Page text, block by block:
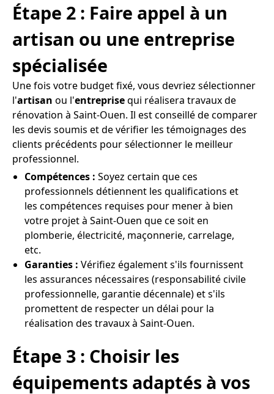
Étape 2 : Faire appel à un
artisan ou une entreprise
spécialisée
Une fois votre budget fixé, vous devriez sélectionner
l'artisan ou l'entreprisequi réalisera travaux de
rénovation à Saint-Ouen. Il est conseillé de comparer
les devis soumis et de vérifier les témoignages des
clients précédents pour sélectionner le meilleur
professionnel.
Compétences : Soyez certain que ces
professionnels détiennent les qualifications et
les compétences requises pour mener à bien
votre projet à Saint-Ouen que ce soit en
plomberie, électricité, maçonnerie, carrelage,
etc.
Garanties : Vérifiez également s'ils fournissent
les assurances nécessaires (responsabilité civile
professionnelle, garantie décennale) et s'ils
promettent de respecter un délai pour la
réalisation des travaux à Saint-Ouen.
Étape 3 : Choisir les
équipements adaptés à vos